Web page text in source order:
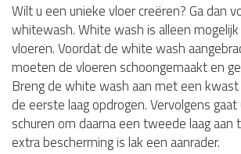
Wilt u een unieke vloer creëren? Ga dan
whitewash. White wash is alleen
vloeren. Voordat de white wash
moeten de vloeren schoongemaakt en
Breng de white wash aan met een
de eerste laag opdrogen. Vervolgens gaat
schuren om daarna een tweede laag aan
extra bescherming is lak een aanrader.